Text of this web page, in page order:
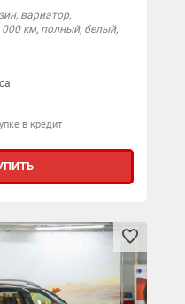
вариатор,
км, полный, белый,
в кредит